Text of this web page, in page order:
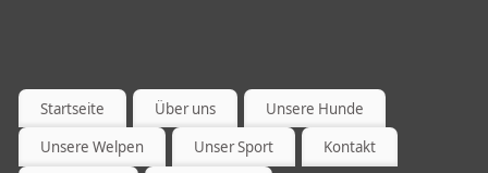
Startseite Über uns
Unsere Hunde
Unsere Welpen
Unser Sport
Kontakt